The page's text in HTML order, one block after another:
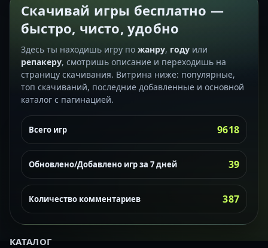
Скачивай игры бесплатно —
быстро, чисто, удобно
Здесь ты находишь игру по жанру, году или
репакеру, смотришь описание и переходишь на
страницу скачивания. Витрина ниже: популярные,
топ скачиваний, последние добавленные и основной
каталог с пагинацией.
Всего игр 9618
Обновлено/Добавлено игр за 7 дней 39
Количество комментариев 387
КАТАЛОГ